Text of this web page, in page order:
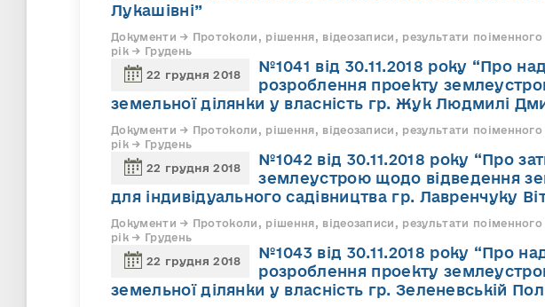
Лукашівні”
Документи → Протоколи, рішення, відеозаписи, результати
рік → Грудень
22 грудня 2018
№1041 від 30.11.2018 року “Про
розроблення проекту
земельної ділянки у власність гр. Жук Людмилі
Документи → Протоколи, рішення, відеозаписи, результати
рік → Грудень
22 грудня 2018
№1042 від 30.11.2018 року “Про
землеустрою щодо відведення
для індивідуального садівництва гр. Лавренчуку
Документи → Протоколи, рішення, відеозаписи, результати
рік → Грудень
22 грудня 2018
№1043 від 30.11.2018 року “Про
розроблення проекту
земельної ділянки у власність гр. Зеленевській